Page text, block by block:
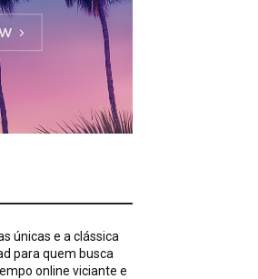
únicas e a clássica
para quem busca
online viciante e